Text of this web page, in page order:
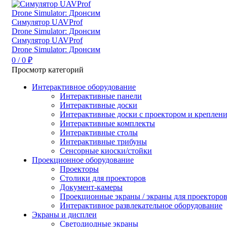
0 / 0 ₽
Просмотр категорий
Интерактивное оборудование
Интерактивные панели
Интерактивные доски
Интерактивные доски с проектором и
Интерактивные комплекты
Интерактивные столы
Интерактивные трибуны
Сенсорные киоски/стойки
Проекционное оборудование
Проекторы
Столики для проекторов
Документ-камеры
Проекционные экраны / экраны для проекторов
Интерактивное развлекательное оборудование
Экраны и дисплеи
Светодиодные экраны